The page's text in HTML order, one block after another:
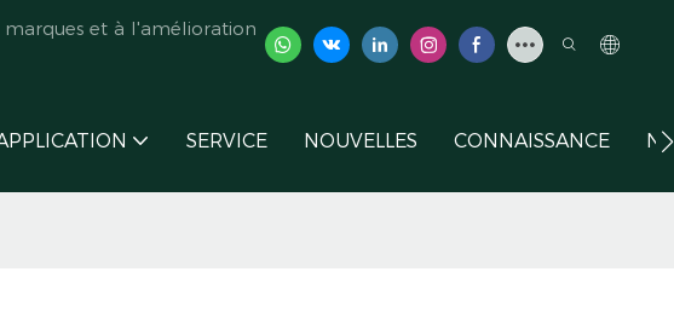
et à l'amélioration
SERVICE NOUVELLES CONNAISSANCE